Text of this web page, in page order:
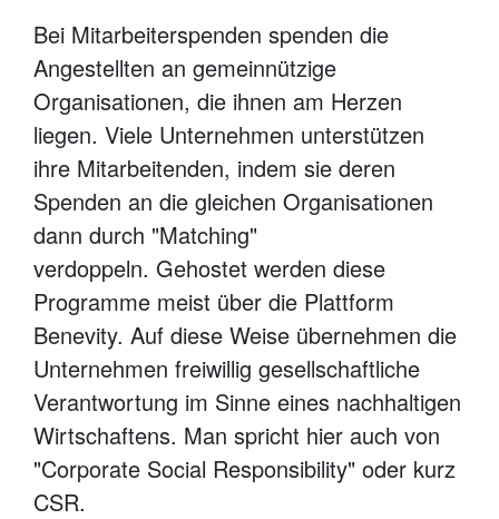
Bei Mitarbeiterspenden spenden die
Angestellten an gemeinnützige
Organisationen, die ihnen am Herzen
liegen. Viele Unternehmen unterstützen
ihre Mitarbeitenden, indem sie deren
Spenden an die gleichen Organisationen
dann durch "Matching"
verdoppeln. Gehostet werden diese
Programme meist über die Plattform
Benevity. Auf diese Weise übernehmen die
Unternehmen freiwillig gesellschaftliche
Verantwortung im Sinne eines nachhaltigen
Wirtschaftens. Man spricht hier auch von
"Corporate Social Responsibility" oder kurz
CSR.